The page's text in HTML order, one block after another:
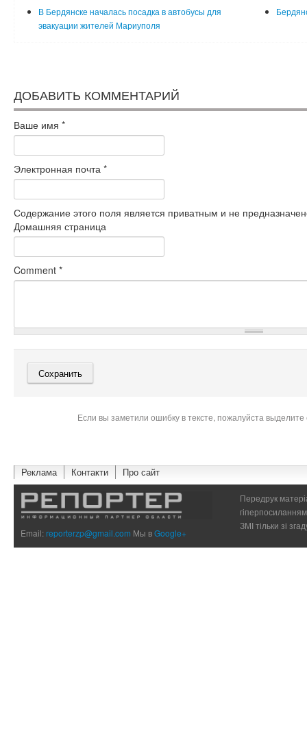
В Бердянске началась посадка в автобусы для
эвакуации жителей Мариуполя
ДОБАВИТЬ КОММЕНТАРИЙ
Ваше имя *
Электронная почта *
Содержание этого поля является приватным и не
Домашняя страница
Comment *
Если вы заметили ошибку в тексте, пожалуйста
Реклама Контакти Про сайт
Email:reporterzp@gmail.com Мы вGoogle+
Передрук
ЗМІ тільки зі